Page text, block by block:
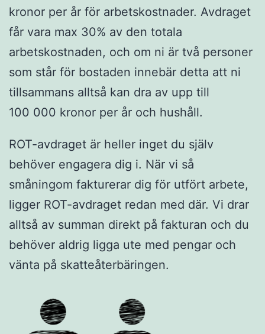
kronor per år för arbetskostnader. Avdraget
får vara max 30% av den totala
arbetskostnaden, och om ni är två personer
som står för bostaden innebär detta att ni
tillsammans alltså kan dra av upp till
100 000 kronor per år och hushåll.
ROT-avdraget är heller inget du själv
behöver engagera dig i. När vi så
småningom fakturerar dig för utfört arbete,
ligger ROT-avdraget redan med där. Vi drar
alltså av summan direkt på fakturan och du
behöver aldrig ligga ute med pengar och
vänta på skatteåterbäringen.